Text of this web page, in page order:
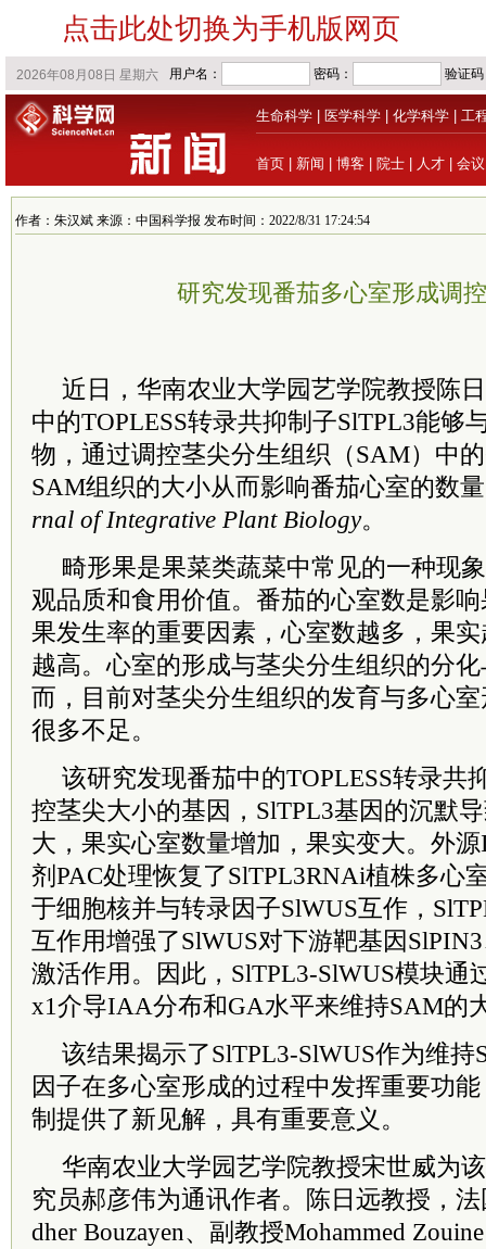
点击此处切换为手机版网页
生命科学 医学科学 化学科学 工
首页 新闻 博客 院士 人才 会议
作者：朱汉斌 来源：中国科学报 发布时间：2022/8/31 17:24:54
研究发现番茄多心室形成调
近日，华南农业大学园艺学院教授陈
中的TOPLESS转录共抑制子SlTPL3能够
物，通过调控茎尖分生组织（SAM）中
SAM组织的大小从而影响番茄心室的数
rnal of Integrative Plant Biology。
畸形果是果菜类蔬菜中常见的一种现
观品质和食用价值。番茄的心室数是影
果发生率的重要因素，心室数越多，果
越高。心室的形成与茎尖分生组织的分
而，目前对茎尖分生组织的发育与多心
很多不足。
该研究发现番茄中的TOPLESS转录共
控茎尖大小的基因，SlTPL3基因的沉默
大，果实心室数量增加，果实变大。外
剂PAC处理恢复了SlTPL3RNAi植株多心
于细胞核并与转录因子SlWUS互作，
互作用增强了SlWUS对下游靶基因
激活作用。因此，SlTPL3-SlWUS模块通
x1介导IAA分布和GA水平来维持SAM的
该结果揭示了SlTPL3-SlWUS作为维
因子在多心室形成的过程中发挥重要功
制提供了新见解，具有重要意义。
华南农业大学园艺学院教授宋世威为
究员郝彦伟为通讯作者。陈日远教授，
dher Bouzayen、副教授Mohammed